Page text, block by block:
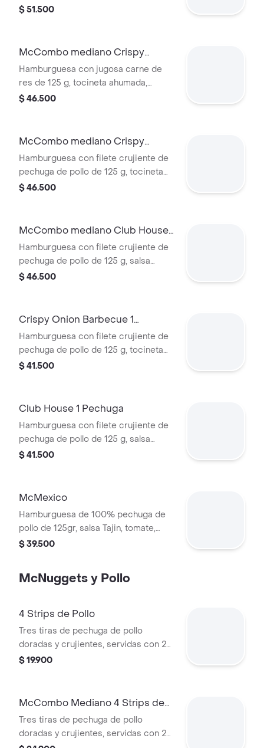
ahumada, queso blanco cremoso,
Acompañada de papas fritas
medianas y bebida mediana a
elección.
$ 51.500
McCombo mediano Crispy
Onion Barbecue 1 Carne
Hamburguesa con jugosa carne de
res de 125 g, tocineta ahumada,
queso blanco cremoso, cebolla
Acompañada de papas fritas
medianas y bebida mediana a
elección.
$ 46.500
McCombo mediano Crispy
Onion Barbecue 1 Pechuga
Hamburguesa con filete crujiente de
pechuga de pollo de 125 g, tocineta
ahumada, queso blanco cremoso,
Acompañada de papas fritas
elección.
$ 46.500
McCombo mediano Club House 1
Pechuga
Hamburguesa con filete crujiente de
pechuga de pollo de 125 g, salsa
especial, lechuga fresca, tomate,
Acompañada de papas fritas
medianas y bebida mediana a
elección.
$ 46.500
Crispy Onion Barbecue 1
Pechuga
Hamburguesa con filete crujiente de
pechuga de pollo de 125 g, tocineta
ahumada, queso blanco cremoso,
$ 41.500
Club House 1 Pechuga
Hamburguesa con filete crujiente de
pechuga de pollo de 125 g, salsa
especial, lechuga fresca, tomate,
$ 41.500
McMexico
Hamburguesa de 100% pechuga de
pollo de 125gr, salsa Tajin, tomate,
lechuga, tocineta, queso blanco y
$ 39.500
McNuggets y Pollo
4 Strips de Pollo
Tres tiras de pechuga de pollo
doradas y crujientes, servidas con 2
salsas a elección y según
$ 19.900
McCombo Mediano 4 Strips de
Pollo
Tres tiras de pechuga de pollo
doradas y crujientes, servidas con 2